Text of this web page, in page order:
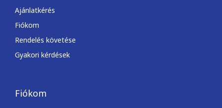
Ajánlatkérés
Fiókom
Rendelés követése
Gyakori kérdések
Fiókom